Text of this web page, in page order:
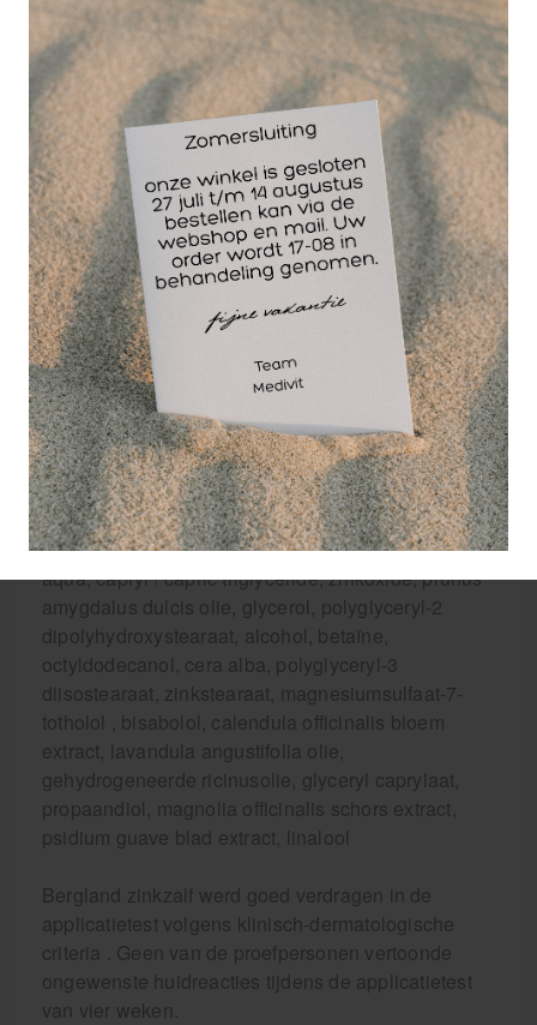
ontstekingsremmende werking, verbetert zink het
uiterlijk van huidvlekken of puistjes. De inhoudstof
goudsbloemextract regenereert, amandelolie en
bijenwas en zorgt voor een soepel huidgevoel.
Bergland zinkzalf is ook ideaal voor het gebruik bij
het gevoelige luiergebied bij baby's.
Toepassing Bergland zinkzalf:
Breng meerdere keren per dag aan op de
aangetaste delen van de huid en wrijf zachtjes in.
Kwaliteitskenmerken Bergland zinkzalf:
voldoet aan de strikte richtlijnen voor
gecontroleerde natuurlijke cosmetica
met een emulgator op natuurlijke basis
Compatibiliteit van de huid getest met "zeer
goed"
Ingrediënten Bergland zinkzalf:
aqua, capryl / capric triglyceride, zinkoxide, prunus
amygdalus dulcis olie, glycerol, polyglyceryl-2
dipolyhydroxystearaat, alcohol, betaïne,
octyldodecanol, cera alba, polyglyceryl-3
diisostearaat, zinkstearaat, magnesiumsulfaat-7-
totholol , bisabolol, calendula officinalis bloem
extract, lavandula angustifolia olie,
gehydrogeneerde ricinusolie, glyceryl caprylaat,
propaandiol, magnolia officinalis schors extract,
psidium guave blad extract, linalool
Bergland zinkzalf werd goed verdragen in de
applicatietest volgens klinisch-dermatologische
criteria . Geen van de proefpersonen vertoonde
ongewenste huidreacties tijdens de applicatietest
van vier weken.